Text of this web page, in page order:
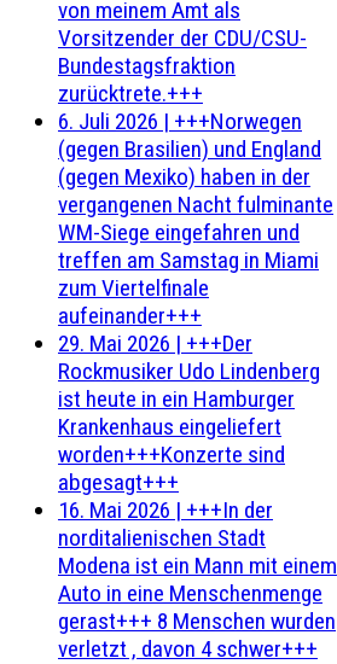
von meinem Amt als
Vorsitzender der CDU/CSU-
Bundestagsfraktion
zurücktrete.+++
6. Juli 2026 | +++Norwegen
(gegen Brasilien) und England
(gegen Mexiko) haben in der
vergangenen Nacht fulminante
WM-Siege eingefahren und
treffen am Samstag in Miami
zum Viertelfinale
aufeinander+++
29. Mai 2026 | +++Der
Rockmusiker Udo Lindenberg
ist heute in ein Hamburger
Krankenhaus eingeliefert
worden+++Konzerte sind
abgesagt+++
16. Mai 2026 | +++In der
norditalienischen Stadt
Modena ist ein Mann mit einem
Auto in eine Menschenmenge
gerast+++ 8 Menschen wurden
verletzt , davon 4 schwer+++